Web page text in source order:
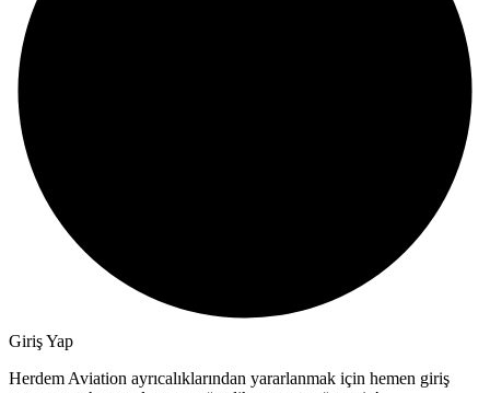
Giriş Yap
Herdem Aviation ayrıcalıklarından yararlanmak için hemen giriş